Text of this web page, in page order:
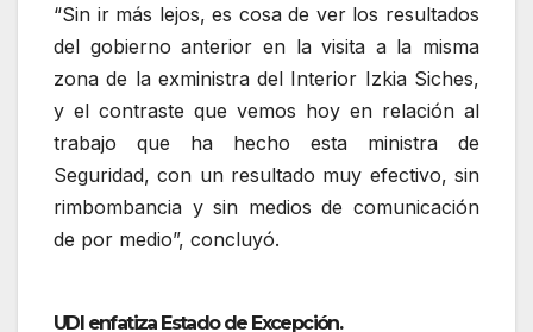
“Sin ir más lejos,es cosa de ver los resultados
del gobierno anterior en la visita a la misma
zona de la exministra del Interior Izkia Siches,
y el contraste que vemos hoy en relación al
trabajo que ha hecho esta ministra de
Seguridad, con un resultado muy efectivo, sin
rimbombancia y sin medios de comunicación
de por medio”, concluyó.
UDI enfatiza Estado de Excepción.